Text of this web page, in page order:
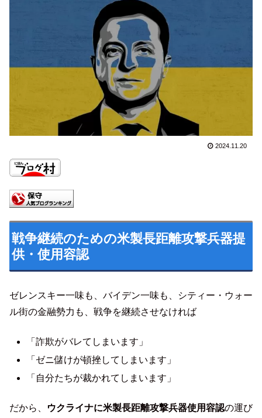
2024.11.20
戦争継続のための米製長距離攻撃兵器提
供・使用容認
ゼレンスキー一味も、バイデン一味も、シティー・ウォー
ル街の金融勢力も、戦争を継続させなければ
「詐欺がバレてしまいます」
「ゼニ儲けが頓挫してしまいます」
「自分たちが裁かれてしまいます」
だから、 ウクライナに米製長距離攻撃兵器使用容認の運び